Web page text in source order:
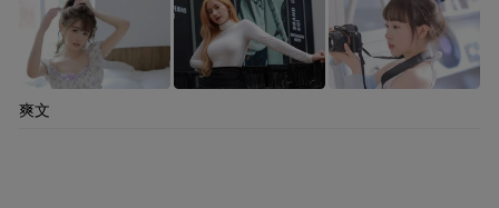
爽文